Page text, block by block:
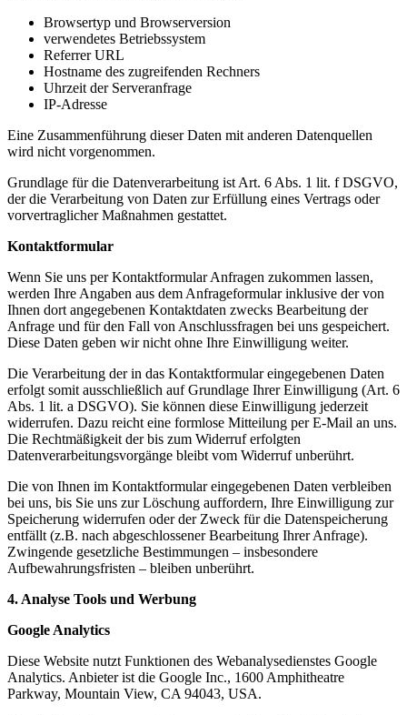
Browsertyp und Browserversion
verwendetes Betriebssystem
Referrer URL
Hostname des zugreifenden Rechners
Uhrzeit der Serveranfrage
IP-Adresse
Eine Zusammenführung dieser Daten mit anderen Datenquellen
wird nicht vorgenommen.
Grundlage für die Datenverarbeitung ist Art. 6 Abs. 1 lit. f DSGVO,
der die Verarbeitung von Daten zur Erfüllung eines Vertrags oder
vorvertraglicher Maßnahmen gestattet.
Kontaktformular
Wenn Sie uns per Kontaktformular Anfragen zukommen lassen,
werden Ihre Angaben aus dem Anfrageformular inklusive der von
Ihnen dort angegebenen Kontaktdaten zwecks Bearbeitung der
Anfrage und für den Fall von Anschlussfragen bei uns gespeichert.
Diese Daten geben wir nicht ohne Ihre Einwilligung weiter.
Die Verarbeitung der in das Kontaktformular eingegebenen Daten
erfolgt somit ausschließlich auf Grundlage Ihrer Einwilligung (Art. 6
Abs. 1 lit. a DSGVO). Sie können diese Einwilligung jederzeit
widerrufen. Dazu reicht eine formlose Mitteilung per E-Mail an uns.
Die Rechtmäßigkeit der bis zum Widerruf erfolgten
Datenverarbeitungsvorgänge bleibt vom Widerruf unberührt.
Die von Ihnen im Kontaktformular eingegebenen Daten verbleiben
bei uns, bis Sie uns zur Löschung auffordern, Ihre Einwilligung zur
Speicherung widerrufen oder der Zweck für die Datenspeicherung
entfällt (z.B. nach abgeschlossener Bearbeitung Ihrer Anfrage).
Zwingende gesetzliche Bestimmungen – insbesondere
Aufbewahrungsfristen – bleiben unberührt.
4. Analyse Tools und Werbung
Google Analytics
Diese Website nutzt Funktionen des Webanalysedienstes Google
Analytics. Anbieter ist die Google Inc., 1600 Amphitheatre
Parkway, Mountain View, CA 94043, USA.